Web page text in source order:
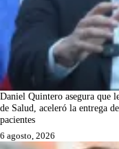
Daniel Quintero asegura que
de Salud, aceleró la entrega
pacientes
6 agosto, 2026